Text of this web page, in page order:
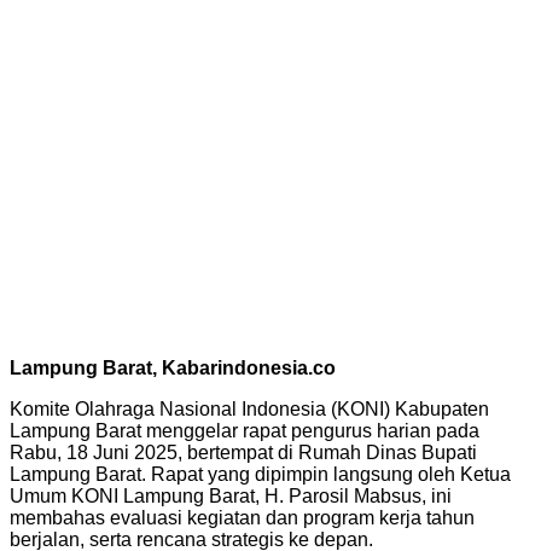
Lampung Barat, Kabarindonesia.co
Komite Olahraga Nasional Indonesia (KONI) Kabupaten
Lampung Barat menggelar rapat pengurus harian pada
Rabu, 18 Juni 2025, bertempat di Rumah Dinas Bupati
Lampung Barat. Rapat yang dipimpin langsung oleh Ketua
Umum KONI Lampung Barat, H. Parosil Mabsus, ini
membahas evaluasi kegiatan dan program kerja tahun
berjalan, serta rencana strategis ke depan.